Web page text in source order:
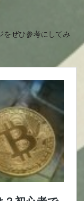
をぜひ参考にしてみ